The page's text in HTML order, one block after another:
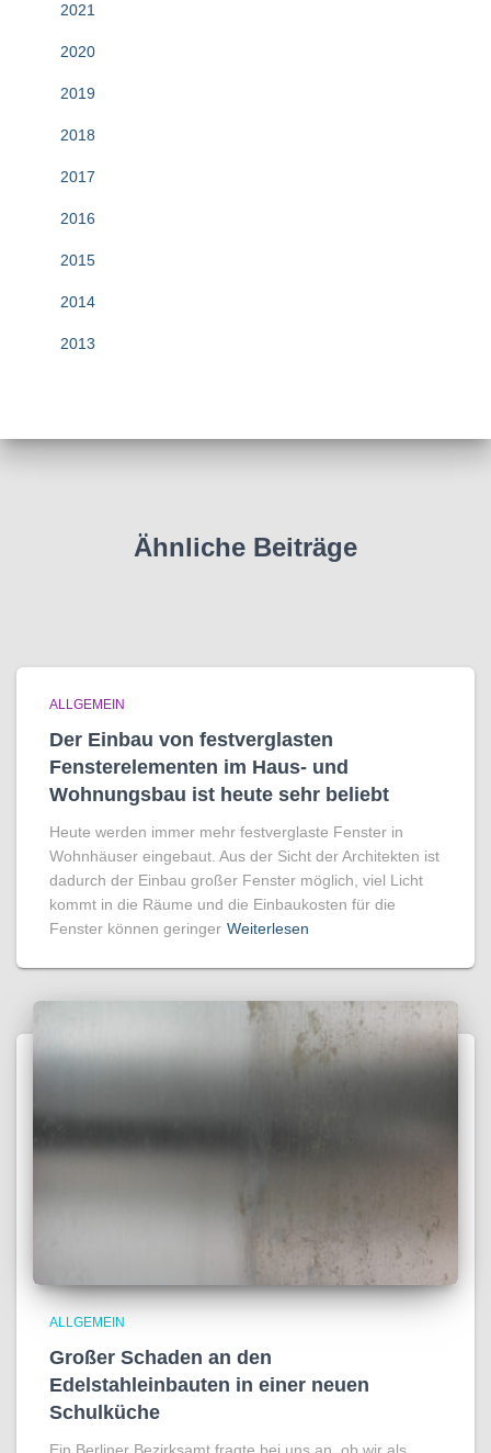
2021
2020
2019
2018
2017
2016
2015
2014
2013
Ähnliche Beiträge
ALLGEMEIN
Der Einbau von festverglasten
Fensterelementen im Haus- und
Wohnungsbau ist heute sehr beliebt
Heute werden immer mehr festverglaste Fenster in
Wohnhäuser eingebaut. Aus der Sicht der Architekten ist
dadurch der Einbau großer Fenster möglich, viel Licht
kommt in die Räume und die Einbaukosten für die
Fenster können geringer Weiterlesen
ALLGEMEIN
Großer Schaden an den
Edelstahleinbauten in einer neuen
Schulküche